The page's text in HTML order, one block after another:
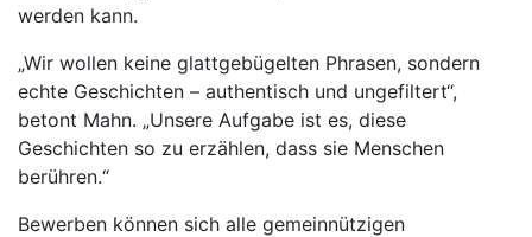
werden kann.
„Wir wollen keine glattgebügelten Phrasen, sondern
echte Geschichten – authentisch und ungefiltert“,
betont Mahn. „Unsere Aufgabe ist es, diese
Geschichten so zu erzählen, dass sie Menschen
berühren.“
Bewerben können sich alle gemeinnützigen